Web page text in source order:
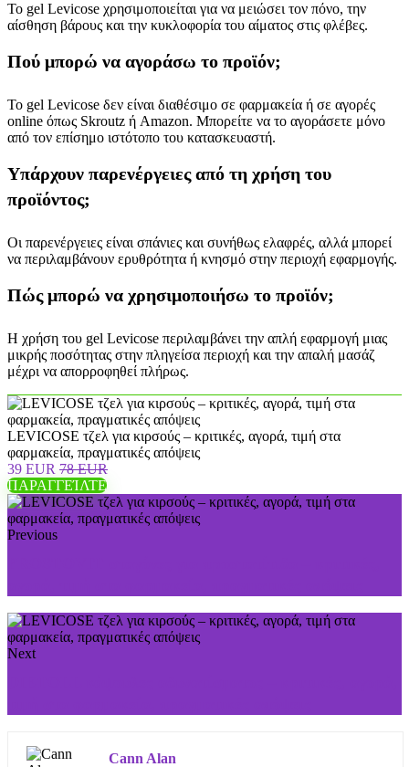
Το gel Levicose χρησιμοποιείται για να μειώσει τον πόνο, την
αίσθηση βάρους και την κυκλοφορία του αίματος στις φλέβες.
Πού μπορώ να αγοράσω το προϊόν;
Το gel Levicose δεν είναι διαθέσιμο σε φαρμακεία ή σε αγορές
online όπως Skroutz ή Amazon. Μπορείτε να το αγοράσετε μόνο
από τον επίσημο ιστότοπο του κατασκευαστή.
Υπάρχουν παρενέργειες από τη χρήση του
προϊόντος;
Οι παρενέργειες είναι σπάνιες και συνήθως ελαφρές, αλλά μπορεί
να περιλαμβάνουν ερυθρότητα ή κνησμό στην περιοχή εφαρμογής.
Πώς μπορώ να χρησιμοποιήσω το προϊόν;
Η χρήση του gel Levicose περιλαμβάνει την απλή εφαρμογή μιας
μικρής ποσότητας στην πληγείσα περιοχή και την απαλή μασάζ
μέχρι να απορροφηθεί πλήρως.
LEVICOSE τζελ για κιρσούς – κριτικές, αγορά, τιμή στα
φαρμακεία, πραγματικές απόψεις
39 EUR 78 EUR
ΠΑΡΑΓΓΕΊΛΤΕ
Previous
Next
Cann Alan